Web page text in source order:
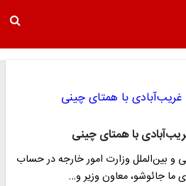
با همتای چینی
و بین‌الملل وزارت امور خارجه در حساب
ما جائوشو، معاون وزیر و…